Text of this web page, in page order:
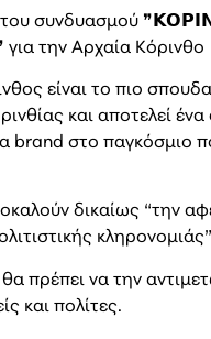
του συνδυασμού
την Αρχαία Κόρινθο
είναι το πιο
και αποτελεί
brand στο παγκόσμιο
δικαίως “την
πρέπει να την
και πολίτες.